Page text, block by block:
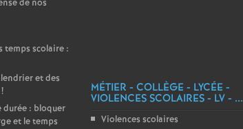
é
O
de nos
scolaire :
et des
!
durée : bloquer
et le temps
MÉTIER - COLLÈGE - LYCÉE -
VIOLENCES SCOLAIRES - LV - ...
Violences scolaires